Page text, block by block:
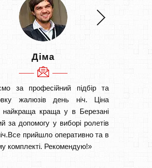
Діма
за професійний підбір та
жалюзів день ніч. Ціна
найкраща краща у в Березані
за допомогу у виборі ролетів
прийшло оперативно та в
комплекті. Рекомендую!»